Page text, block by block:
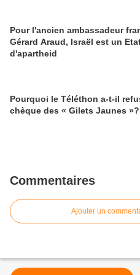
Pour l'ancien ambassadeur
Gérard Araud, Israël est un
d'apartheid
Pourquoi le Téléthon a-t-il
chèque des « Gilets Jaunes »?
Commentaires
Ajouter un